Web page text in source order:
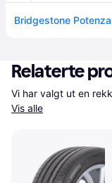
Relaterte
Vis alle